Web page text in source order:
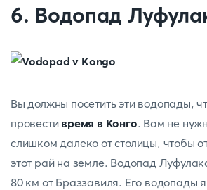
6. Водопад
Вы должны посетить эти водопады,
провестивремя в Конго. Вам не
слишком далеко от столицы, чтобы
этот рай на земле. Водопад
80 км от Браззавиля. Его водопады